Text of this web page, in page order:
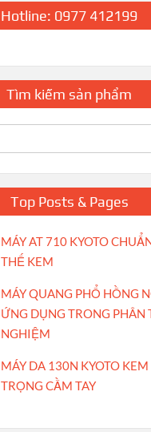
Hotline: 0977 412199
Tìm kiếm sản phẩm
Top Posts & Pages
MÁY AT 710 KYOTO
THẾ KEM
MÁY QUANG PHỔ HỒNG
ỨNG DỤNG TRONG PHÂN
NGHIỆM
MÁY DA 130N KYOTO
TRỌNG CẦM TAY